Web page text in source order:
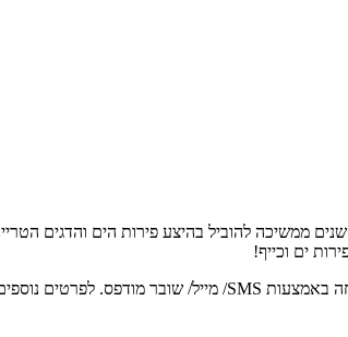
אין תל אביבי שלא מכיר את השם "גוצ'ה": הפנינה הקולינארית שנפתחה לפני 20